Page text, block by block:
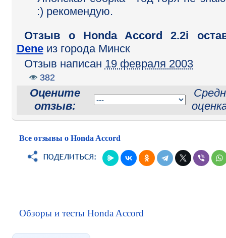
:) рекомендую.
Отзыв o Honda Accord 2.2i
Deneиз города Минск
Отзыв написан 19 февраля 2003
382
Оцените
отзыв:
Все отзывы о Honda Accord
Обзоры и тесты Honda Accord